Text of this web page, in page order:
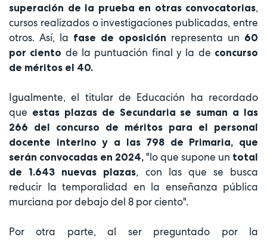
superación de la prueba en otras convocatorias,
cursos realizados o investigaciones publicadas, entre
otros. Así, la fase de oposición representa un 60
por ciento de la puntuación final y la de concurso
de méritos el 40.
Igualmente, el titular de Educación ha recordado
que estas plazas de Secundaria se suman a las
266 del concurso de méritos para el personal
docente interino y a las 798 de Primaria, que
serán convocadas en 2024, "lo que supone un total
de 1.643 nuevas plazas, con las que se busca
reducir la temporalidad en la enseñanza pública
murciana por debajo del 8 por ciento".
Por otra parte, al ser preguntado por la